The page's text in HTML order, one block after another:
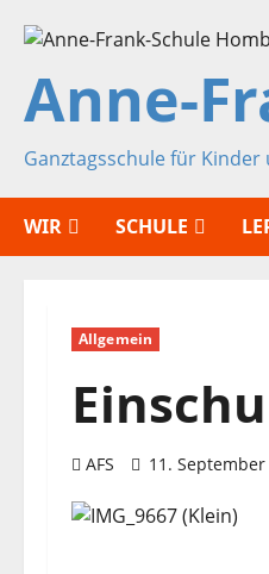
Inhalt
springen
Anne-
Ganztagsschule für
WIR SCHULE
Allgemein
AFS 11. September